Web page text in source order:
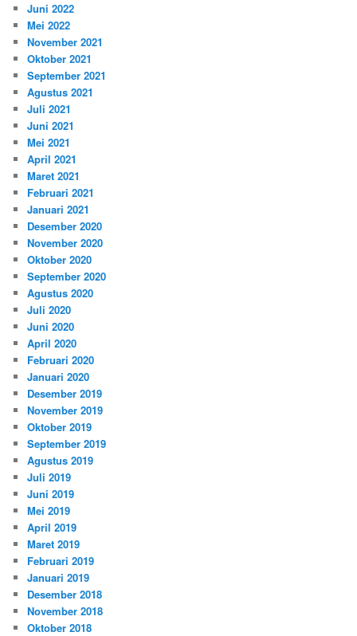
Juni 2022
Mei 2022
November 2021
Oktober 2021
September 2021
Agustus 2021
Juli 2021
Juni 2021
Mei 2021
April 2021
Maret 2021
Februari 2021
Januari 2021
Desember 2020
November 2020
Oktober 2020
September 2020
Agustus 2020
Juli 2020
Juni 2020
April 2020
Februari 2020
Januari 2020
Desember 2019
November 2019
Oktober 2019
September 2019
Agustus 2019
Juli 2019
Juni 2019
Mei 2019
April 2019
Maret 2019
Februari 2019
Januari 2019
Desember 2018
November 2018
Oktober 2018